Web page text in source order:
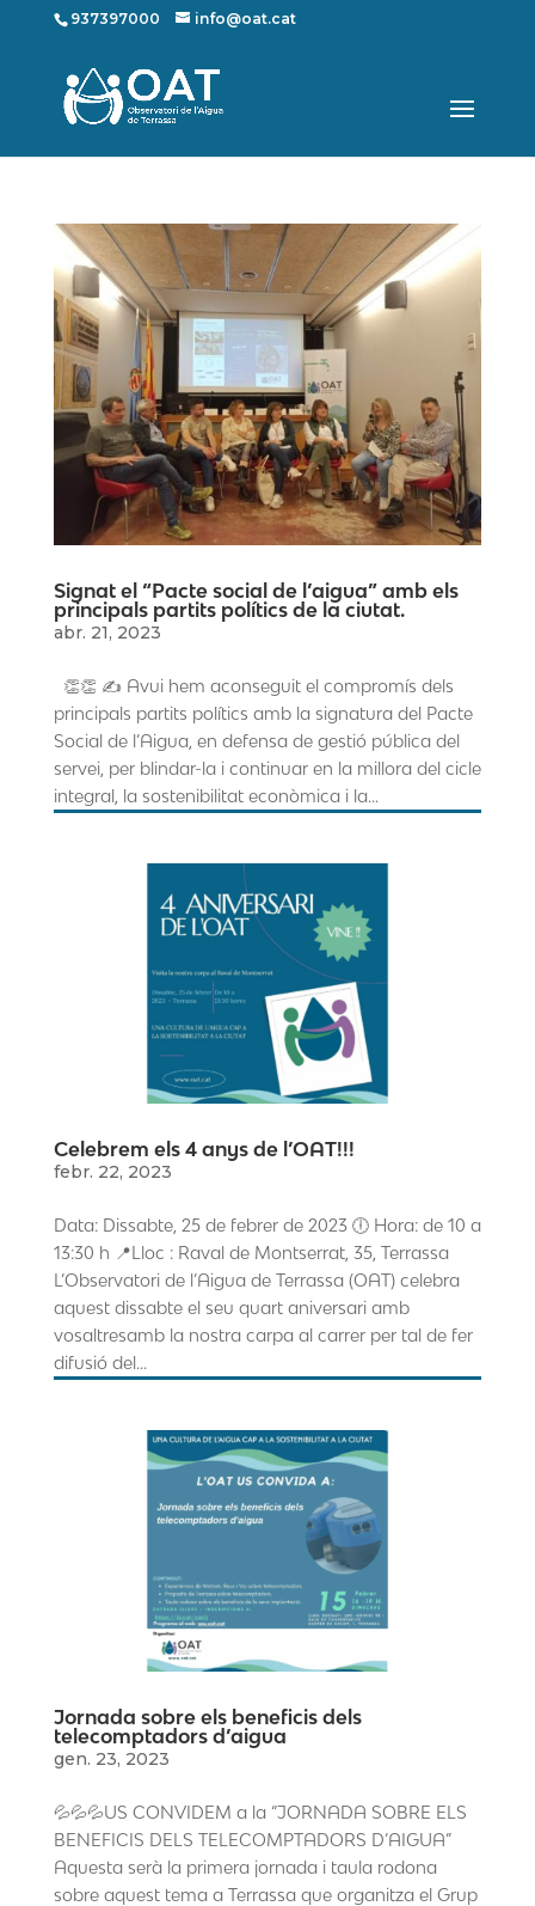
937397000 info@oat.cat
Signat el “Pacte social de l’aigua” amb els
principals partits polítics de la ciutat.
abr. 21, 2023
👏👏 ✍️ Avui hem aconseguit el compromís dels
principals partits polítics amb la signatura del Pacte
Social de l’Aigua, en defensa de gestió pública del
servei, per blindar-la i continuar en la millora del cicle
integral, la sostenibilitat econòmica i la...
Celebrem els 4 anys de l’OAT!!!
febr. 22, 2023
Data: Dissabte, 25 de febrer de 2023 🕕 Hora: de 10 a
13:30 h 📍Lloc : Raval de Montserrat, 35, Terrassa
L’Observatori de l’Aigua de Terrassa (OAT) celebra
aquest dissabte el seu quart aniversari amb
vosaltresamb la nostra carpa al carrer per tal de fer
difusió del...
Jornada sobre els beneficis dels
telecomptadors d’aigua
gen. 23, 2023
💦💦💦US CONVIDEM a la “JORNADA SOBRE ELS
BENEFICIS DELS TELECOMPTADORS D’AIGUA”
Aquesta serà la primera jornada i taula rodona
sobre aquest tema a Terrassa que organitza el Grup